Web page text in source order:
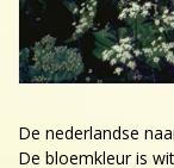
De nederlandse
De bloemkleur is